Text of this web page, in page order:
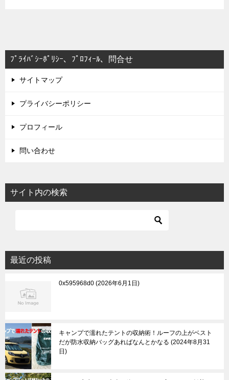
ﾌﾟﾗｲﾊﾞｼｰﾎﾟﾘｼｰ、ﾌﾟﾛﾌｨｰﾙ、問合せ
サイトマップ
プライバシーポリシー
プロフィール
問い合わせ
サイト内の検索
最近の投稿
0x595968d0 2026年6月1日
キャンプで濡れたテントの収納術！ルーフの上がベスト
だが防水収納バッグあればなんとかなる 2024年8月31
日